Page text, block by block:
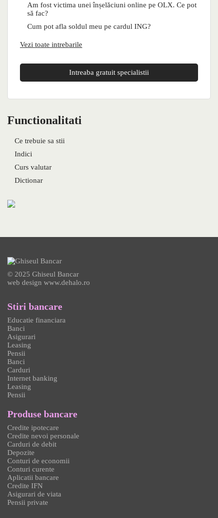
Am fost victima unei înșelăciuni online pe OLX. Ce pot
să fac?
Cum pot afla soldul meu pe cardul ING?
Vezi toate intrebarile
Intreaba gratuit specialistii
Functionalitati
Ce trebuie sa stii
Indici
Curs valutar
Dictionar
© 2025 Ghiseul Bancar
web design www.dehalo.ro
Stiri bancare
Educatie financiara
Banci
Asigurari
Leasing
Pensii
Banci
Carduri
Internet banking
Leasing
Pensii
Produse bancare
Credite ipotecare
Credite nevoi personale
Carduri de debit
Depozite
Conturi de economii
Conturi curente
Aplicatii bancare
Credite IFN
Asigurari de viata
Pensii private